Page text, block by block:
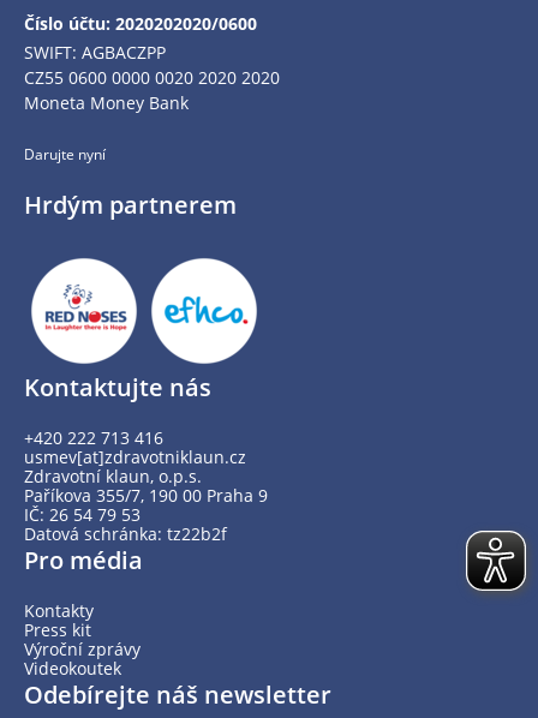
Číslo účtu: 2020202020/0600
SWIFT: AGBACZPP
CZ55 0600 0000 0020 2020 2020
Moneta Money Bank
Darujte nyní
Hrdým partnerem
Kontaktujte nás
+420 222 713 416
usmev[at]zdravotniklaun.cz
Zdravotní klaun, o.p.s.
Paříkova 355/7, 190 00 Praha 9
IČ: 26 54 79 53
Datová schránka: tz22b2f
Pro média
Kontakty
Press kit
Výroční zprávy
Videokoutek
Odebírejte náš newsletter